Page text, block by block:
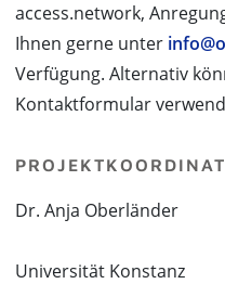
access.network,
Ihnen gerne unter
Verfügung. Alternativ
Kontaktformular
Dr. Anja Oberländer
Universität Konstanz